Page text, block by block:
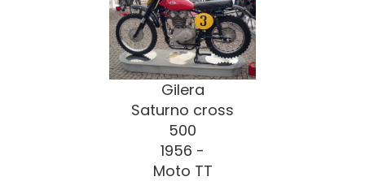
Gilera
Saturno cross
500
1956 -
Moto TT